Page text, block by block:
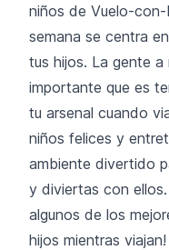
niños de Vuelo-
semana se centra
tus hijos. La gente a
importante que es
tu arsenal cuando
niños felices y
ambiente divertido
y diviertas con
algunos de los
hijos mientras